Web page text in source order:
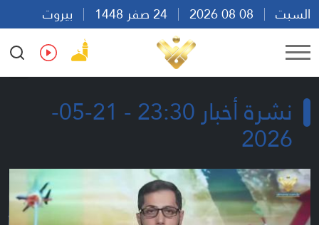
السبت
بيروت
18:49
Ar En Fr Es
نشرة أخبار 23:30 - 21-05-
2026